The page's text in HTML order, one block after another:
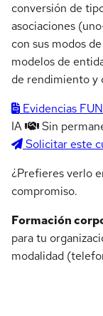
conversión de
asociaciones
con sus modos
modelos de
de rendimiento y
Evidencias
IA
Sin
Solicitar este
¿Prefieres verlo
compromiso.
Formación
para tu
modalidad